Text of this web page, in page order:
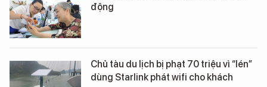
động
Chủ tàu du lịch bị phạt 70 triệu vì “lén”
dùng Starlink phát wifi cho khách